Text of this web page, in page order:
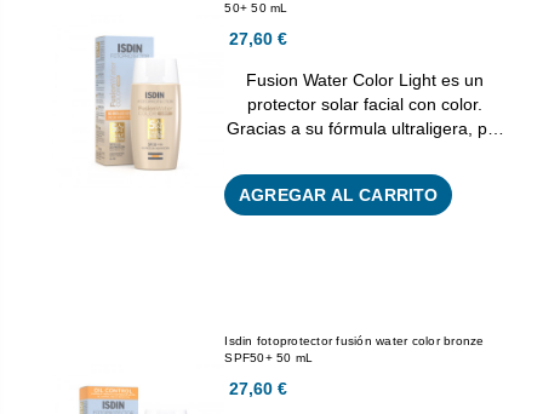
50+ 50 mL
27,60 €
Fusion Water Color Light es un
protector solar facial con color.
Gracias a su fórmula ultraligera, p…
AGREGAR AL CARRITO
Isdin fotoprotector fusión water color bronze
SPF50+ 50 mL
27,60 €